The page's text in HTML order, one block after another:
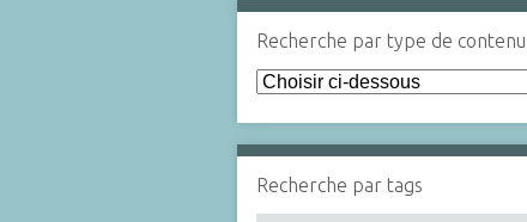
Recherche par type de contenu
Recherche par tags